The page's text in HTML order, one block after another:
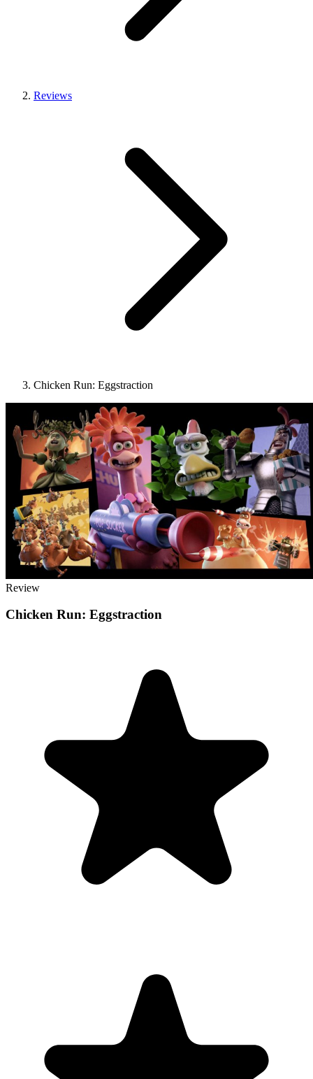
Reviews
Chicken Run: Eggstraction
Review
Chicken Run: Eggstraction